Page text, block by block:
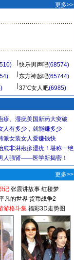
更多>>
快乐男声吧(68574)
东方神起吧(65744)
37℃女人吧(6985)
更多>>
记 张震讲故事 红楼梦
凡的世界 货币战争2
游格斗集 福彩3D走势图